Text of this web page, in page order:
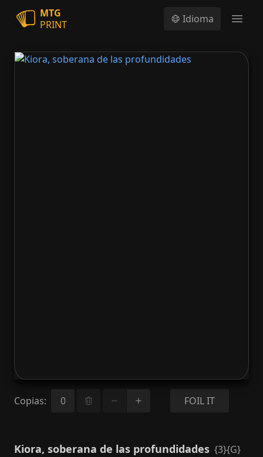
MTG
PRINT
Idioma
Copias: FOIL IT
Kiora, soberana de las profundidades {3}{G}